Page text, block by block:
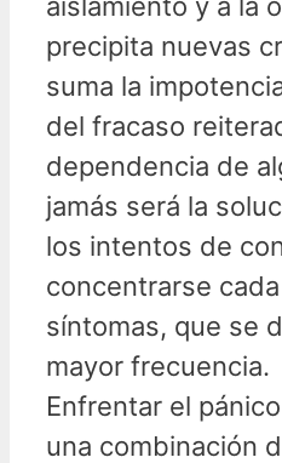
precipita nuevas
suma la
del fracaso
dependencia de
jamás será la
los intentos de
concentrarse
síntomas, que se
mayor frecuencia.
Enfrentar el
una combinación